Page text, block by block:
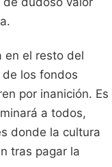
en el resto del
los fondos
por inanición. Es
a todos,
donde la cultura
tras pagar la